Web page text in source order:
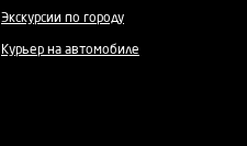
Экскурсии по городу
Курьер на автомобиле